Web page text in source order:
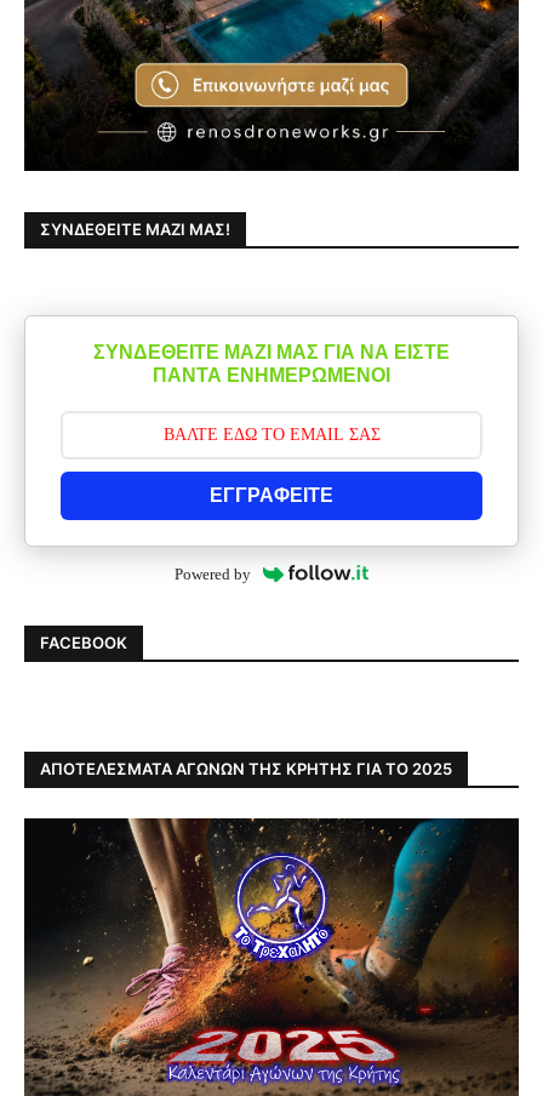
ΣΥΝΔΕΘΕΊΤΕ ΜΑΖΊ ΜΑΣ!
ΣΥΝΔΕΘΕΙΤΕ ΜΑΖΙ ΜΑΣ ΓΙΑ ΝΑ ΕΙΣΤΕ
ΠΑΝΤΑ ΕΝΗΜΕΡΩΜΕΝΟΙ
ΕΓΓΡΑΦΕΙΤΕ
Powered by
FACEBOOK
ΑΠΟΤΕΛΕΣΜΑΤΑ ΑΓΩΝΩΝ ΤΗΣ ΚΡΗΤΗΣ ΓΙΑ ΤΟ 2025